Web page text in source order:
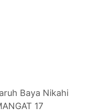
Baya Nikahi
17